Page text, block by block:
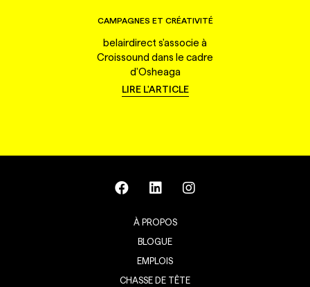
CAMPAGNES ET CRÉATIVITÉ
belairdirect s'associe à
Croissound dans le cadre
d'Osheaga
LIRE L'ARTICLE
À PROPOS
BLOGUE
EMPLOIS
CHASSE DE TÊTE